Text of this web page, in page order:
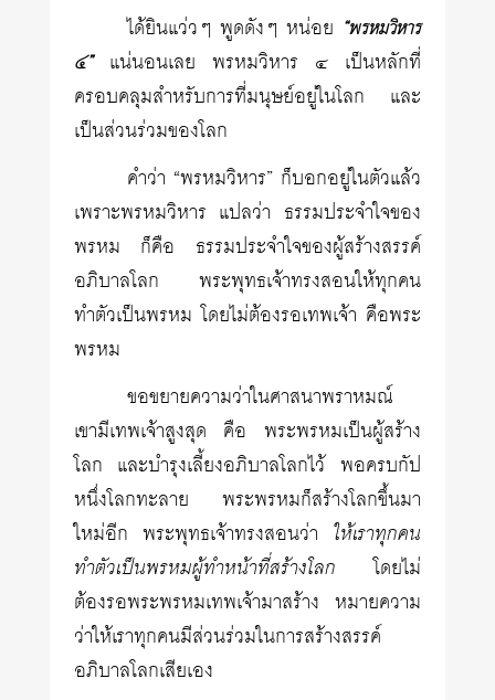
ได้ยินแว่วๆ พูดดังๆ หน่อย “พรหมวิหาร
๔”แน่นอนเลย พรหมวิหาร ๔ เป็นหลักที่
ครอบคลุมสำหรับการที่มนุษย์อยู่ในโลก และ
เป็นส่วนร่วมของโลก
คำว่า “พรหมวิหาร” ก็บอกอยู่ในตัวแล้ว
เพราะพรหมวิหาร แปลว่า ธรรมประจำใจของ
พรหม ก็คือ ธรรมประจำใจของผู้สร้างสรรค์
อภิบาลโลก พระพุทธเจ้าทรงสอนให้ทุกคน
ทำตัวเป็นพรหม โดยไม่ต้องรอเทพเจ้า คือพระ
พรหม
ขอขยายความว่าในศาสนาพราหมณ์
เขามีเทพเจ้าสูงสุด คือ พระพรหมเป็นผู้สร้าง
โลก และบำรุงเลี้ยงอภิบาลโลกไว้ พอครบกัป
หนึ่งโลกทะลาย พระพรหมก็สร้างโลกขึ้นมา
ใหม่อีก พระพุทธเจ้าทรงสอนว่า ให้เราทุกคน
ทำตัวเป็นพรหมผู้ทำหน้าที่สร้างโลก โดยไม่
ต้องรอพระพรหมเทพเจ้ามาสร้าง หมายความ
ว่าให้เราทุกคนมีส่วนร่วมในการสร้างสรรค์
อภิบาลโลกเสียเอง